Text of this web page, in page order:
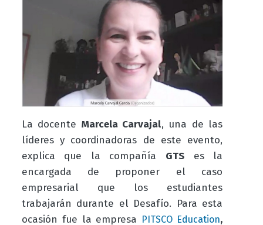
La docente Marcela Carvajal, una de las
líderes y coordinadoras de este evento,
explica que la compañía GTS es la
encargada de proponer el caso
empresarial que los estudiantes
trabajarán durante el Desafío. Para esta
ocasión fue la empresa PITSCO Education,